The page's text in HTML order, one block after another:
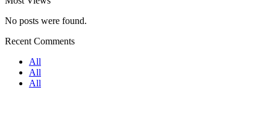
No posts were found.
Recent Comments
All
All
All